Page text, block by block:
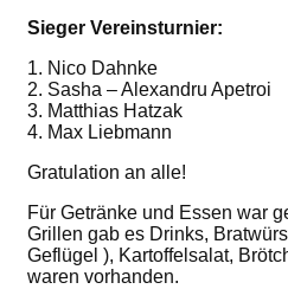
Sieger Vereinsturnier:
1. Nico Dahnke
2. Sasha – Alexandru Apetroi
3. Matthias Hatzak
4. Max Liebmann
Gratulation an alle!
Für Getränke und Essen war
Grillen gab es Drinks,
Geflügel ), Kartoffelsalat,
waren vorhanden.